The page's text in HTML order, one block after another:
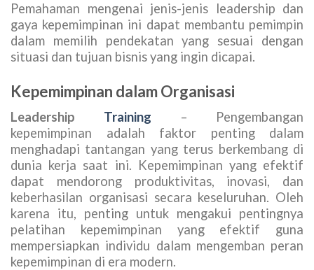
Pemahaman mengenai jenis-jenis leadership dan
gaya kepemimpinan ini dapat membantu pemimpin
dalam memilih pendekatan yang sesuai dengan
situasi dan tujuan bisnis yang ingin dicapai.
Kepemimpinan dalam Organisasi
Leadership Training – Pengembangan
kepemimpinan adalah faktor penting dalam
menghadapi tantangan yang terus berkembang di
dunia kerja saat ini. Kepemimpinan yang efektif
dapat mendorong produktivitas, inovasi, dan
keberhasilan organisasi secara keseluruhan. Oleh
karena itu, penting untuk mengakui pentingnya
pelatihan kepemimpinan yang efektif guna
mempersiapkan individu dalam mengemban peran
kepemimpinan di era modern.